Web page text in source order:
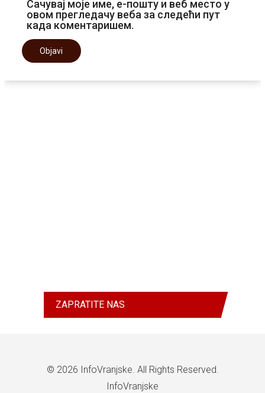
Сачувај моје име, е-пошту и веб место у
овом прегледачу веба за следећи пут
када коментаришем.
ZAPRATITE NAS
© 2026 InfoVranjske. All Rights Reserved.
InfoVranjske